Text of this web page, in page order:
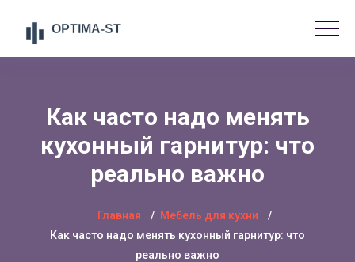
Как часто надо менять
кухонный гарнитур: что
реально важно
Главная
Мебель для кухни
Как часто надо менять кухонный гарнитур: что
реально важно